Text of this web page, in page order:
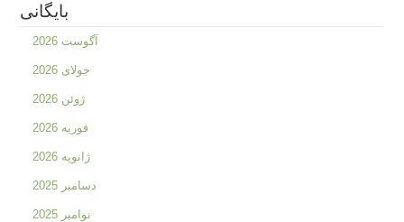
بایگانی
آگوست 2026
جولای 2026
ژوئن 2026
فوریه 2026
ژانویه 2026
دسامبر 2025
نوامبر 2025